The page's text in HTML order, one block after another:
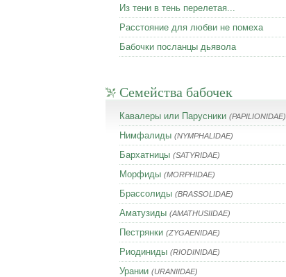
Из тени в тень перелетая...
Расстояние для любви не помеха
Бабочки посланцы дьявола
Семейства бабочек
Кавалеры или Парусники (PAPILIONIDAE)
Нимфалиды (NYMPHALIDAE)
Бархатницы (SATYRIDAE)
Морфиды (MORPHIDAE)
Брассолиды (BRASSOLIDAE)
Аматузиды (AMATHUSIIDAE)
Пестрянки (ZYGAENIDAE)
Риодиниды (RIODINIDAE)
Урании (URANIIDAE)